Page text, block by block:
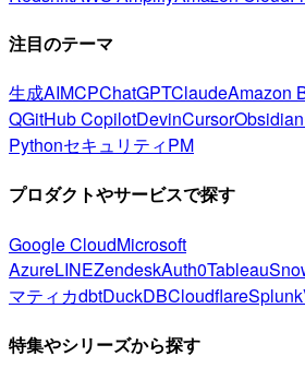
注目のテーマ
生成AIMCPChatGPTClaudeAmazon
QGitHub CopilotDevinCursorObsidian
PythonセキュリティPM
プロダクトやサービスで探す
Google CloudMicrosoft
AzureLINEZendeskAuth0Tableau
マティカdbtDuckDBCloudflareSplunk
特集やシリーズから探す